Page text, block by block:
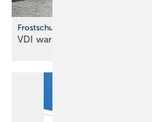
Frostschutz für Wasserleitungen
VDI warnt vor Frostschäden an